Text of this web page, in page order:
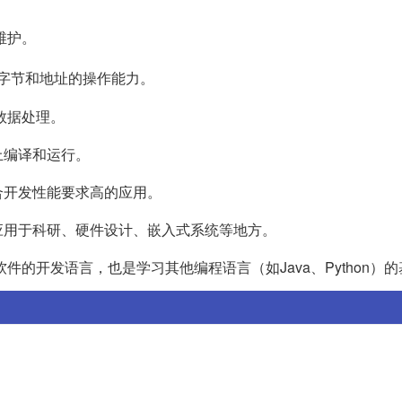
。
和地址的操作能力。
处理。
译和运行。
发性能要求高的应用。
于科研、硬件设计、嵌入式系统等地方。
的开发语言，也是学习其他编程语言（如Java、Python）